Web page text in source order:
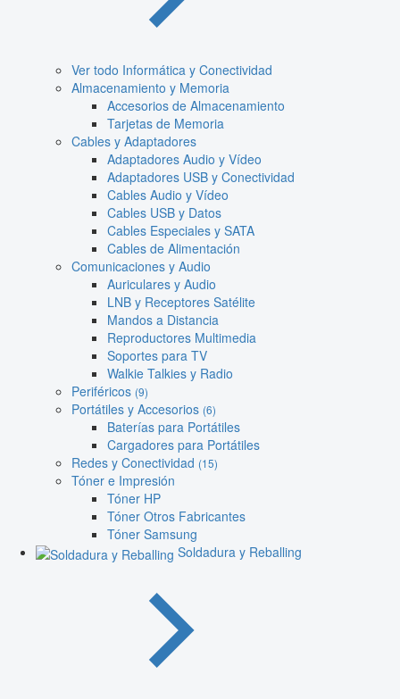
Ver todo Informática y Conectividad
Almacenamiento y Memoria
Accesorios de Almacenamiento
Tarjetas de Memoria
Cables y Adaptadores
Adaptadores Audio y Vídeo
Adaptadores USB y Conectividad
Cables Audio y Vídeo
Cables USB y Datos
Cables Especiales y SATA
Cables de Alimentación
Comunicaciones y Audio
Auriculares y Audio
LNB y Receptores Satélite
Mandos a Distancia
Reproductores Multimedia
Soportes para TV
Walkie Talkies y Radio
Periféricos (9)
Portátiles y Accesorios (6)
Baterías para Portátiles
Cargadores para Portátiles
Redes y Conectividad (15)
Tóner e Impresión
Tóner HP
Tóner Otros Fabricantes
Tóner Samsung
Soldadura y Reballing